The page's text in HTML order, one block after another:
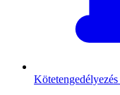
Kötetengedélyezés